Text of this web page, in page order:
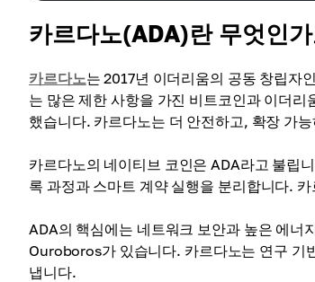
카르다노(ADA)란 무엇인
카르다노는 2017년 이더리움의 공동 창립자
는 많은 제한 사항을 가진 비트코인과 이더
했습니다. 카르다노는 더 안전하고, 확장 가
카르다노의 네이티브 코인은 ADA라고 불립
록 과정과 스마트 계약 실행을 분리합니다.
ADA의 핵심에는 네트워크 보안과 높은 에너
Ouroboros가 있습니다. 카르다노는 연구 기
냅니다.